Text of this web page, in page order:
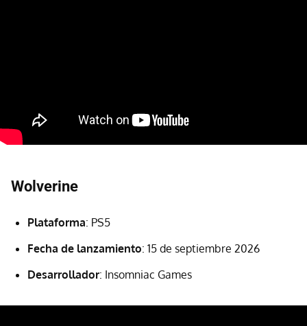
Wolverine
Plataforma: PS5
Fecha de lanzamiento: 15 de septiembre 2026
Desarrollador: Insomniac Games